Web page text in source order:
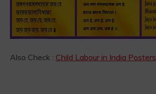
Also Check : Child Labour in India Posters